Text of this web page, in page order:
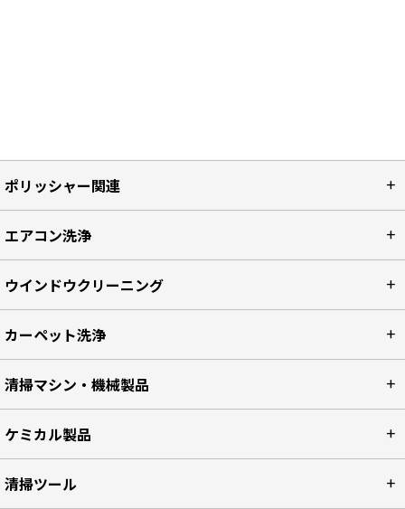
ポリッシャー関連
エアコン洗浄
ウインドウクリーニング
カーペット洗浄
清掃マシン・機械製品
ケミカル製品
清掃ツール